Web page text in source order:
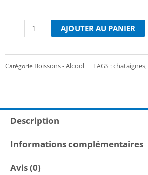
Crème
châtaigne35cl
AJOUTER AU PANIER
Catégorie Boissons - Alcool TAGS :chataignes
Description
Informations complémentaires
Avis (0)